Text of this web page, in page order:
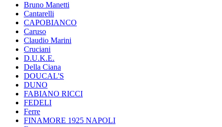
Bruno Manetti
Cantarelli
CAPOBIANCO
Caruso
Claudio Marini
Cruciani
D.U.K.E.
Della Ciana
DOUCAL'S
DUNO
FABIANO RICCI
FEDELI
Ferre
FINAMORE 1925 NAPOLI